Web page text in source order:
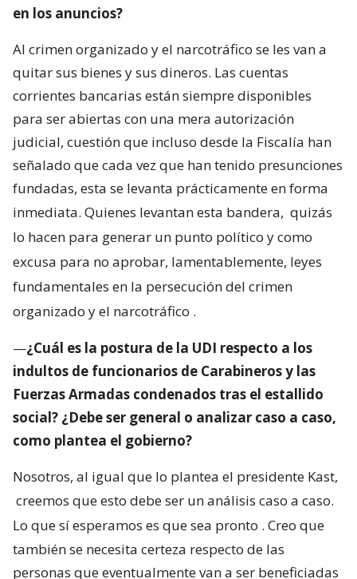
en los anuncios?
Al crimen organizado y el narcotráfico se les van a
quitar sus bienes y sus dineros. Las cuentas
corrientes bancarias están siempre disponibles
para ser abiertas con una mera autorización
judicial, cuestión que incluso desde la Fiscalía han
señalado que cada vez que han tenido presunciones
fundadas, esta se levanta prácticamente en forma
inmediata. Quienes levantan esta bandera, quizás
lo hacen para generar un punto político y como
excusa para no aprobar, lamentablemente, leyes
fundamentales en la persecución del crimen
organizado y el narcotráfico .
—¿Cuál es la postura de la UDI respecto a los
indultos de funcionarios de Carabineros y las
Fuerzas Armadas condenados tras el estallido
social? ¿Debe ser general o analizar caso a caso,
como plantea el gobierno?
Nosotros, al igual que lo plantea el presidente Kast,
creemos que esto debe ser un análisis caso a caso.
Lo que sí esperamos es que sea pronto . Creo que
también se necesita certeza respecto de las
personas que eventualmente van a ser beneficiadas